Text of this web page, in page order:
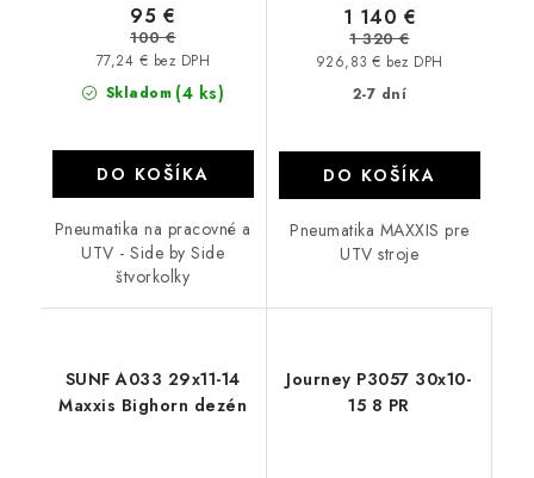
Skladom (4 ks)
77,24 € bez DPH
95 €
100 €
DO KOŠÍKA
Pneumatika na pracovné a
UTV - Side by Side
štvorkolky
2-7 dní
926,83 € bez DPH
1 140 €
1 320 €
DO KOŠÍKA
Pneumatika MAXXIS pre
UTV stroje
SUNF A033 29x11-14
Maxxis Bighorn dezén
Journey P3057 30x10-
15 8 PR